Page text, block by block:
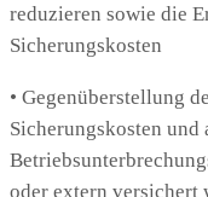
reduzieren sowie die
Sicherungskosten
• Gegenüberstellung
Sicherungskosten und
oder extern versichert